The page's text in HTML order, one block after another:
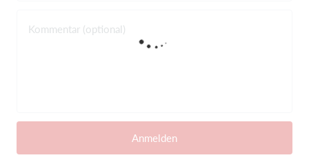
Kommentar (optional)
Anmelden